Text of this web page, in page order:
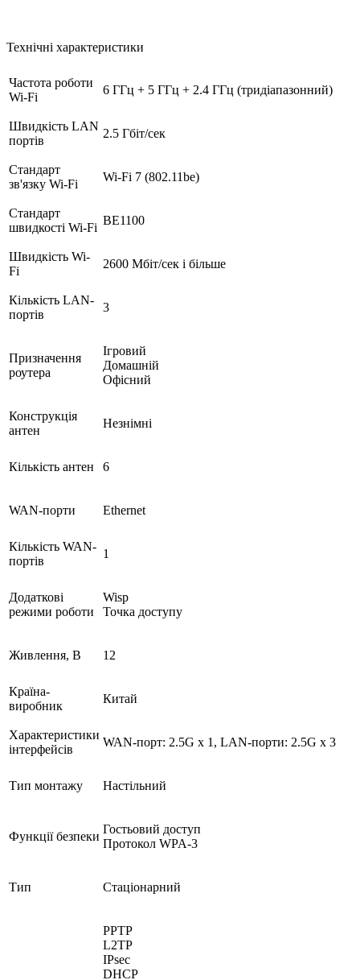
Технічні характеристики
Частота роботи
Wi-Fi
6 ГГц + 5 ГГц + 2.4 ГГц (тридіапазонний)
Швидкість LAN
портів
2.5 Гбіт/сек
Стандарт
зв'язку Wi-Fi
Wi-Fi 7 (802.11be)
Стандарт
швидкості Wi-Fi
BE1100
Швидкість Wi-
Fi
2600 Мбіт/сек і більше
Кількість LAN-
портів
3
Призначення
роутера
Ігровий
Домашній
Офісний
Конструкція
антен
Незнімні
Кількість антен 6
WAN-порти Ethernet
Кількість WAN-
портів
1
Додаткові
режими роботи
Wisp
Точка доступу
Живлення, В 12
Країна-
виробник
Китай
Характеристики
інтерфейсів
WAN-порт: 2.5G x 1, LAN-порти: 2.5G x 3
Тип монтажу Настільний
Функції безпеки
Гостьовий доступ
Протокол WPA-3
Тип Стаціонарний
PPTP
L2TP
IPsec
DHCP